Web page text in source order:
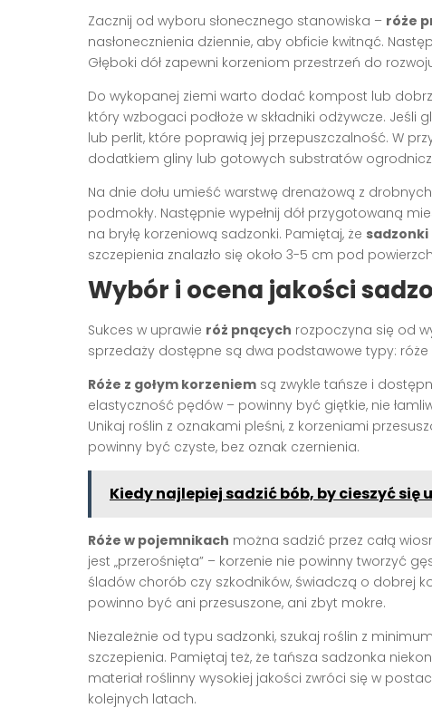
Zacznij od wyboru słonecznego stanowiska – róże
nasłonecznienia dziennie, aby obficie kwitnąć.
Głęboki dół zapewni korzeniom przestrzeń do
Do wykopanej ziemi warto dodać kompost lub
który wzbogaci podłoże w składniki odżywcze.
lub perlit, które poprawią jej przepuszczalność. W
dodatkiem gliny lub gotowych substratów
Na dnie dołu umieść warstwę drenażową z
podmokły. Następnie wypełnij dół przygotowaną
na bryłę korzeniową sadzonki. Pamiętaj, że
szczepienia znalazło się około 3-5 cm pod
Wybór i ocena jakości
Sukces w uprawie róż pnących rozpoczyna się od
sprzedaży dostępne są dwa podstawowe typy:
Róże z gołym korzeniem są zwykle tańsze i
elastyczność pędów – powinny być giętkie, nie
Unikaj roślin z oznakami pleśni, z korzeniami
powinny być czyste, bez oznak czernienia.
Kiedy najlepiej sadzić bób, by cieszyć się
Róże w pojemnikach można sadzić przez całą
jest „przerośnięta” – korzenie nie powinny tworzyć
śladów chorób czy szkodników, świadczą o dobrej
powinno być ani przesuszone, ani zbyt mokre.
Niezależnie od typu sadzonki, szukaj roślin z
szczepienia. Pamiętaj też, że tańsza sadzonka
materiał roślinny wysokiej jakości zwróci się w
kolejnych latach.